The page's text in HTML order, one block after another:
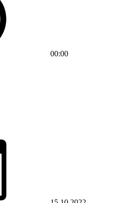
00:00